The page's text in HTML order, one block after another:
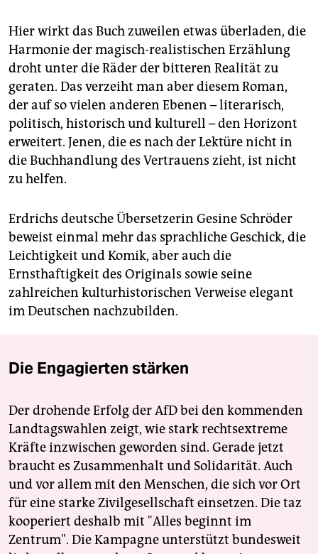
Hier wirkt das Buch zuweilen etwas überladen, die
Harmonie der magisch-realistischen Erzählung
droht unter die Räder der bitteren Realität zu
geraten. Das verzeiht man aber diesem Roman,
der auf so vielen anderen Ebenen – literarisch,
politisch, historisch und kulturell – den Horizont
erweitert. Jenen, die es nach der Lektüre nicht in
die Buchhandlung des Vertrauens zieht, ist nicht
zu helfen.
Erdrichs deutsche Übersetzerin Gesine Schröder
beweist einmal mehr das sprachliche Geschick, die
Leichtigkeit und Komik, aber auch die
Ernsthaftigkeit des Originals sowie seine
zahlreichen kulturhistorischen Verweise elegant
im Deutschen nachzubilden.
Die Engagierten stärken
Der drohende Erfolg der AfD bei den kommenden
Landtagswahlen zeigt, wie stark rechtsextreme
Kräfte inzwischen geworden sind. Gerade jetzt
braucht es Zusammenhalt und Solidarität. Auch
und vor allem mit den Menschen, die sich vor Ort
für eine starke Zivilgesellschaft einsetzen. Die taz
kooperiert deshalb mit "Alles beginnt im
Zentrum". Die Kampagne unterstützt bundesweit